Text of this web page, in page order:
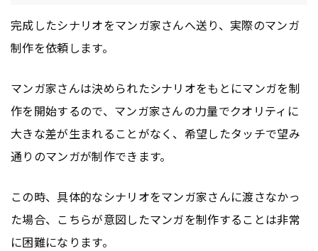
完成したシナリオをマンガ家さんへ送り、実際のマンガ
制作を依頼します。
マンガ家さんは決められたシナリオをもとにマンガを制
作を開始するので、マンガ家さんの力量でクオリティに
大きな差が生まれることがなく、希望したタッチで望み
通りのマンガが制作できます。
この時、具体的なシナリオをマンガ家さんに渡さなかっ
た場合、こちらが意図したマンガを制作することは非常
に困難になります。